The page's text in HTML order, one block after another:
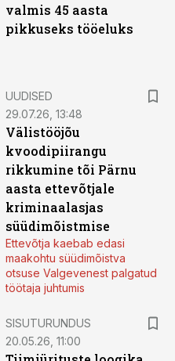
valmis 45 aasta
pikkuseks tööeluks
UUDISED
29.07.26, 13:48
Välistööjõu
kvoodipiirangu
rikkumine tõi Pärnu
aasta ettevõtjale
kriminaalasjas
süüdimõistmise
Ettevõtja kaebab edasi
maakohtu süüdimõistva
otsuse Valgevenest palgatud
töötaja juhtumis
SISUTURUNDUS
20.05.26, 11:00